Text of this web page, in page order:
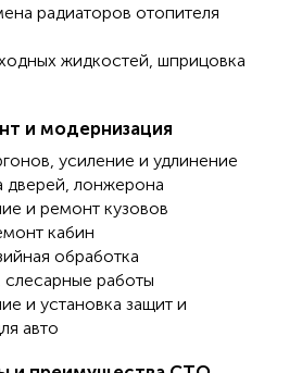
радиаторов отопителя
жидкостей, шприцовка
и модернизация
усиление и удлинение
дверей, лонжерона
и ремонт кузовов
кабин
обработка
работы
и установка защит и
авто